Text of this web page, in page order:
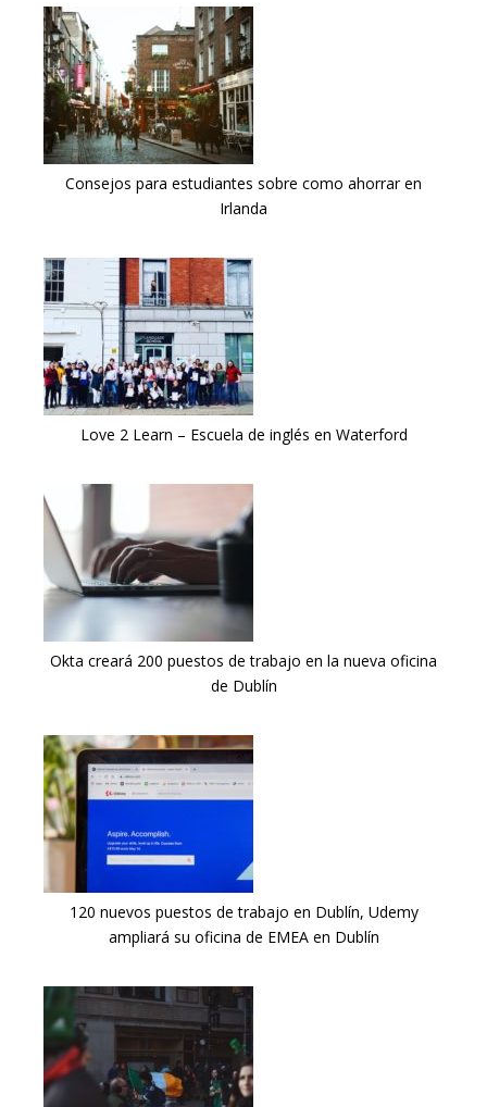
Consejos para estudiantes sobre como ahorrar en
Irlanda
Love 2 Learn – Escuela de inglés en Waterford
Okta creará 200 puestos de trabajo en la nueva oficina
de Dublín
120 nuevos puestos de trabajo en Dublín, Udemy
ampliará su oficina de EMEA en Dublín